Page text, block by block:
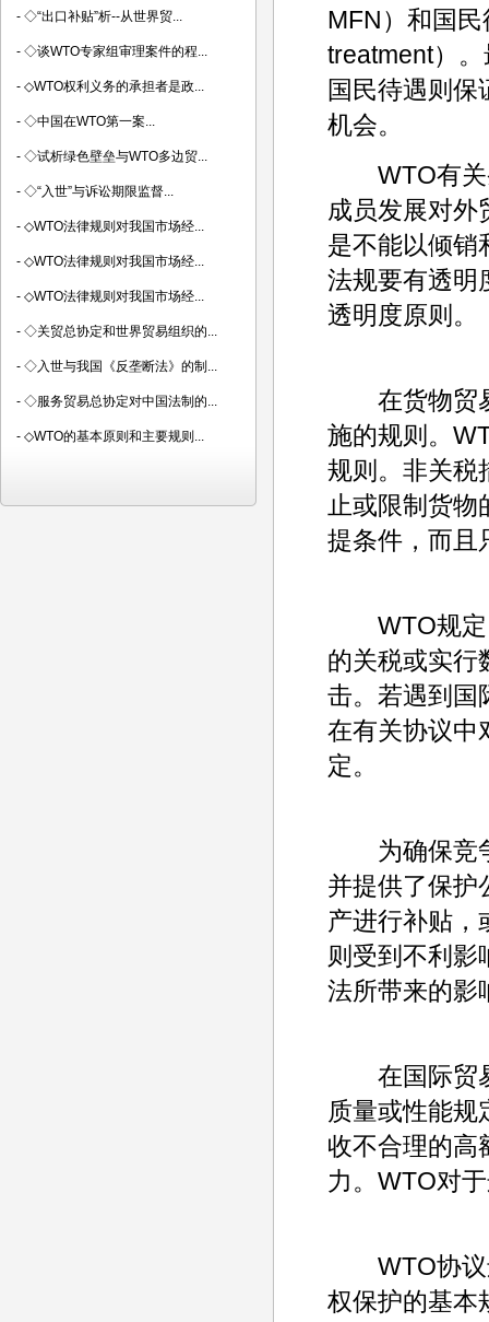
MFN）和国
treatment）
国民待遇则保
机会。
WTO有关
成员发展对外
是不能以倾销
法规要有透明
透明度原则。
在货物贸易
施的规则。
规则。非关税
止或限制货
提条件，而且
WTO规定
的关税或实行
击。若遇到国
在有关协议中
定。
为确保竞争
并提供了保护
产进行补贴，
则受到不利影
法所带来的影
在国际贸易
质量或性能规
收不合理的高
力。WTO对
WTO协议
权保护的基本
- ◇“出口补贴”析--从世界贸...
- ◇谈WTO专家组审理案件的程...
- ◇WTO权利义务的承担者是政...
- ◇中国在WTO第一案...
- ◇试析绿色壁垒与WTO多边贸...
- ◇“入世”与诉讼期限监督...
- ◇WTO法律规则对我国市场经...
- ◇WTO法律规则对我国市场经...
- ◇WTO法律规则对我国市场经...
- ◇关贸总协定和世界贸易组织的...
- ◇入世与我国《反垄断法》的制...
- ◇服务贸易总协定对中国法制的...
- ◇WTO的基本原则和主要规则...